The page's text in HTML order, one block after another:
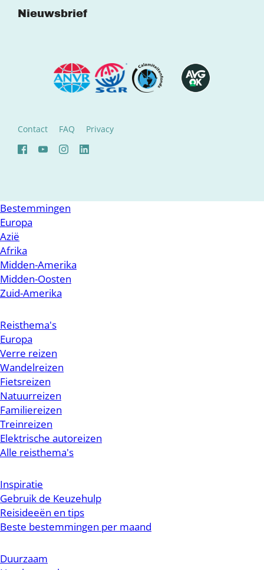
Nieuwsbrief
Contact FAQ Privacy
Bestemmingen
Europa
Azië
Afrika
Midden-Amerika
Midden-Oosten
Zuid-Amerika
Reisthema's
Europa
Verre reizen
Wandelreizen
Fietsreizen
Natuurreizen
Familiereizen
Treinreizen
Elektrische autoreizen
Alle reisthema's
Inspiratie
Gebruik de Keuzehulp
Reisideeën en tips
Beste bestemmingen per maand
Duurzaam